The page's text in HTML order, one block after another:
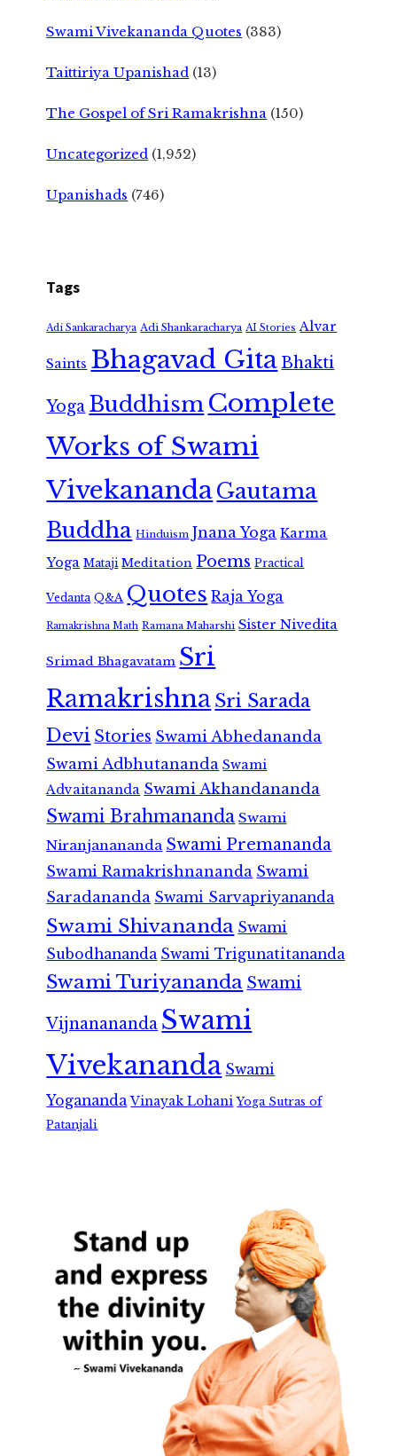
Swami Vivekananda Quotes (383)
Taittiriya Upanishad (13)
The Gospel of Sri Ramakrishna (150)
Uncategorized (1,952)
Upanishads (746)
Tags
Adi Sankaracharya Adi Shankaracharya AI Stories Alvar
Saints Bhagavad GitaBhakti
Yoga Buddhism Complete
Works of Swami
VivekanandaGautama
Buddha Hinduism Jnana Yoga Karma
Yoga Mataji Meditation Poems Practical
Vedanta Q&A Quotes Raja Yoga
Ramakrishna Math Ramana Maharshi Sister Nivedita
Srimad Bhagavatam Sri
RamakrishnaSri Sarada
Devi Stories Swami Abhedananda
Swami Adbhutananda Swami
Advaitananda Swami Akhandananda
Swami Brahmananda Swami
Niranjanananda Swami Premananda
Swami Ramakrishnananda Swami
Saradananda Swami Sarvapriyananda
Swami Shivananda Swami
Subodhananda Swami Trigunatitananda
Swami Turiyananda Swami
Vijnanananda Swami
Vivekananda Swami
Yogananda Vinayak Lohani Yoga Sutras of
Patanjali